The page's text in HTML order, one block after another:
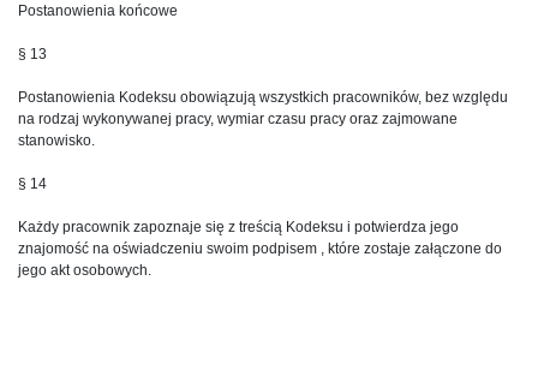
Postanowienia końcowe
§ 13
Postanowienia Kodeksu obowiązują wszystkich pracowników, bez względu
na rodzaj wykonywanej pracy, wymiar czasu pracy oraz zajmowane
stanowisko.
§ 14
Każdy pracownik zapoznaje się z treścią Kodeksu i potwierdza jego
znajomość na oświadczeniu swoim podpisem , które zostaje załączone do
jego akt osobowych.